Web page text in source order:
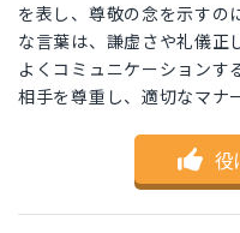
を表し、尊敬の念を示すの
な言葉は、謙虚さや礼儀正
よくコミュニケーションす
相手を尊重し、適切なマナ
役